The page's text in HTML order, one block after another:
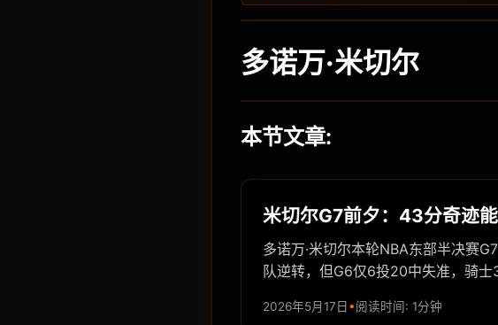
多诺万·米切尔
本节文章:
米切尔G7前夕：43分奇迹
多诺万·米切尔本轮NBA东部半决赛
队逆转，但G6仅6投20中失准，骑士
2026年5月17日 阅读时间: 1分钟